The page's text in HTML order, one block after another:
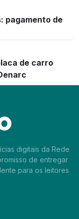
pagamento de
de carro
digitais da Rede
de entregar
para os leitores